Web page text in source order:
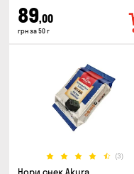
89,00
грн за 50 г
(3)